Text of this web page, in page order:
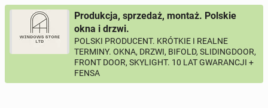
PROFILE KANDYDATÓW 313 profili online
USŁUGI 169ogłoszeń online
MOTORYZACJA 12ogłoszeń online
Produkcja, sprzedaż, montaż. Polskie
okna i drzwi.
POLSKI PRODUCENT. KRÓTKIE I REALNE
TERMINY. OKNA, DRZWI, BIFOLD, SLIDINGDOOR,
FRONT DOOR, SKYLIGHT. 10 LAT GWARANCJI +
FENSA